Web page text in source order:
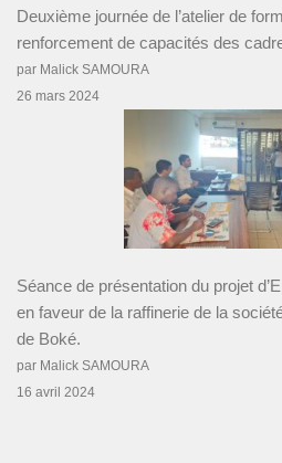
Deuxième journée de l’atelier de
renforcement de capacités des
par Malick SAMOURA
26 mars 2024
Séance de présentation du projet
en faveur de la raffinerie de la
de Boké.
par Malick SAMOURA
16 avril 2024